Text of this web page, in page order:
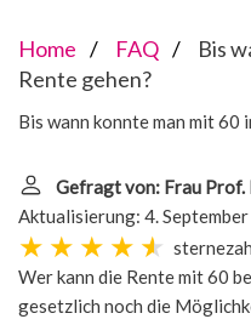
Home FAQ
Bis
Rente gehen?
Bis wann konnte man mit 60
Gefragt von: Frau Prof.
Aktualisierung: 4.
Wer kann die Rente mit 60
gesetzlich noch die